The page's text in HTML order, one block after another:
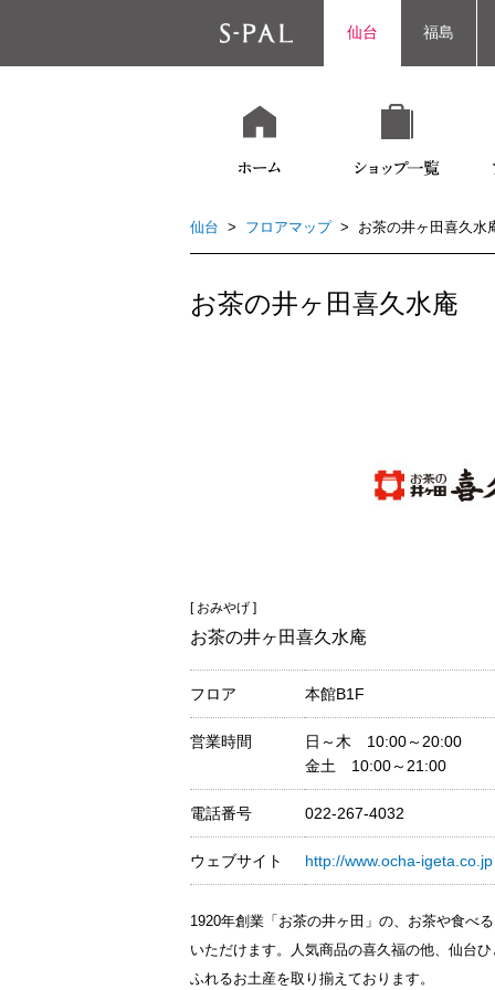
仙台 福島
仙台 > フロアマップ> お茶の井ヶ田喜久水
お茶の井ヶ田喜久水庵
[ おみやげ ]
お茶の井ヶ田喜久水庵
フロア 本館B1F
営業時間
日～木 10:00～20:00
金土 10:00～21:00
電話番号 022-267-4032
ウェブサイト http://www.ocha-igeta.co.jp
1920年創業「お茶の井ヶ田」の、お茶や食べ
いただけます。人気商品の喜久福の他、仙台
ふれるお土産を取り揃えております。